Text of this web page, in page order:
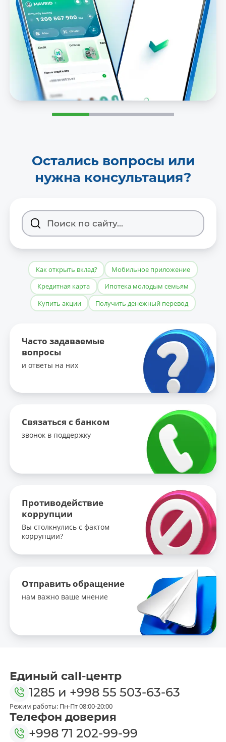
Остались вопросы или
нужна консультация?
Как открыть вклад?
Мобильное приложение
Кредитная карта
Ипотека молодым семьям
Купить акции
Получить денежный перевод
Часто задаваемые
вопросы
и ответы на них
Связаться с банком
звонок в поддержку
Противодействие
коррупции
Вы столкнулись с фактом
коррупции?
Отправить обращение
нам важно ваше мнение
Единый call-центр
1285 и +998 55 503-63-63
Режим работы: Пн-Пт 08:00-20:00
Телефон доверия
+998 71 202-99-99